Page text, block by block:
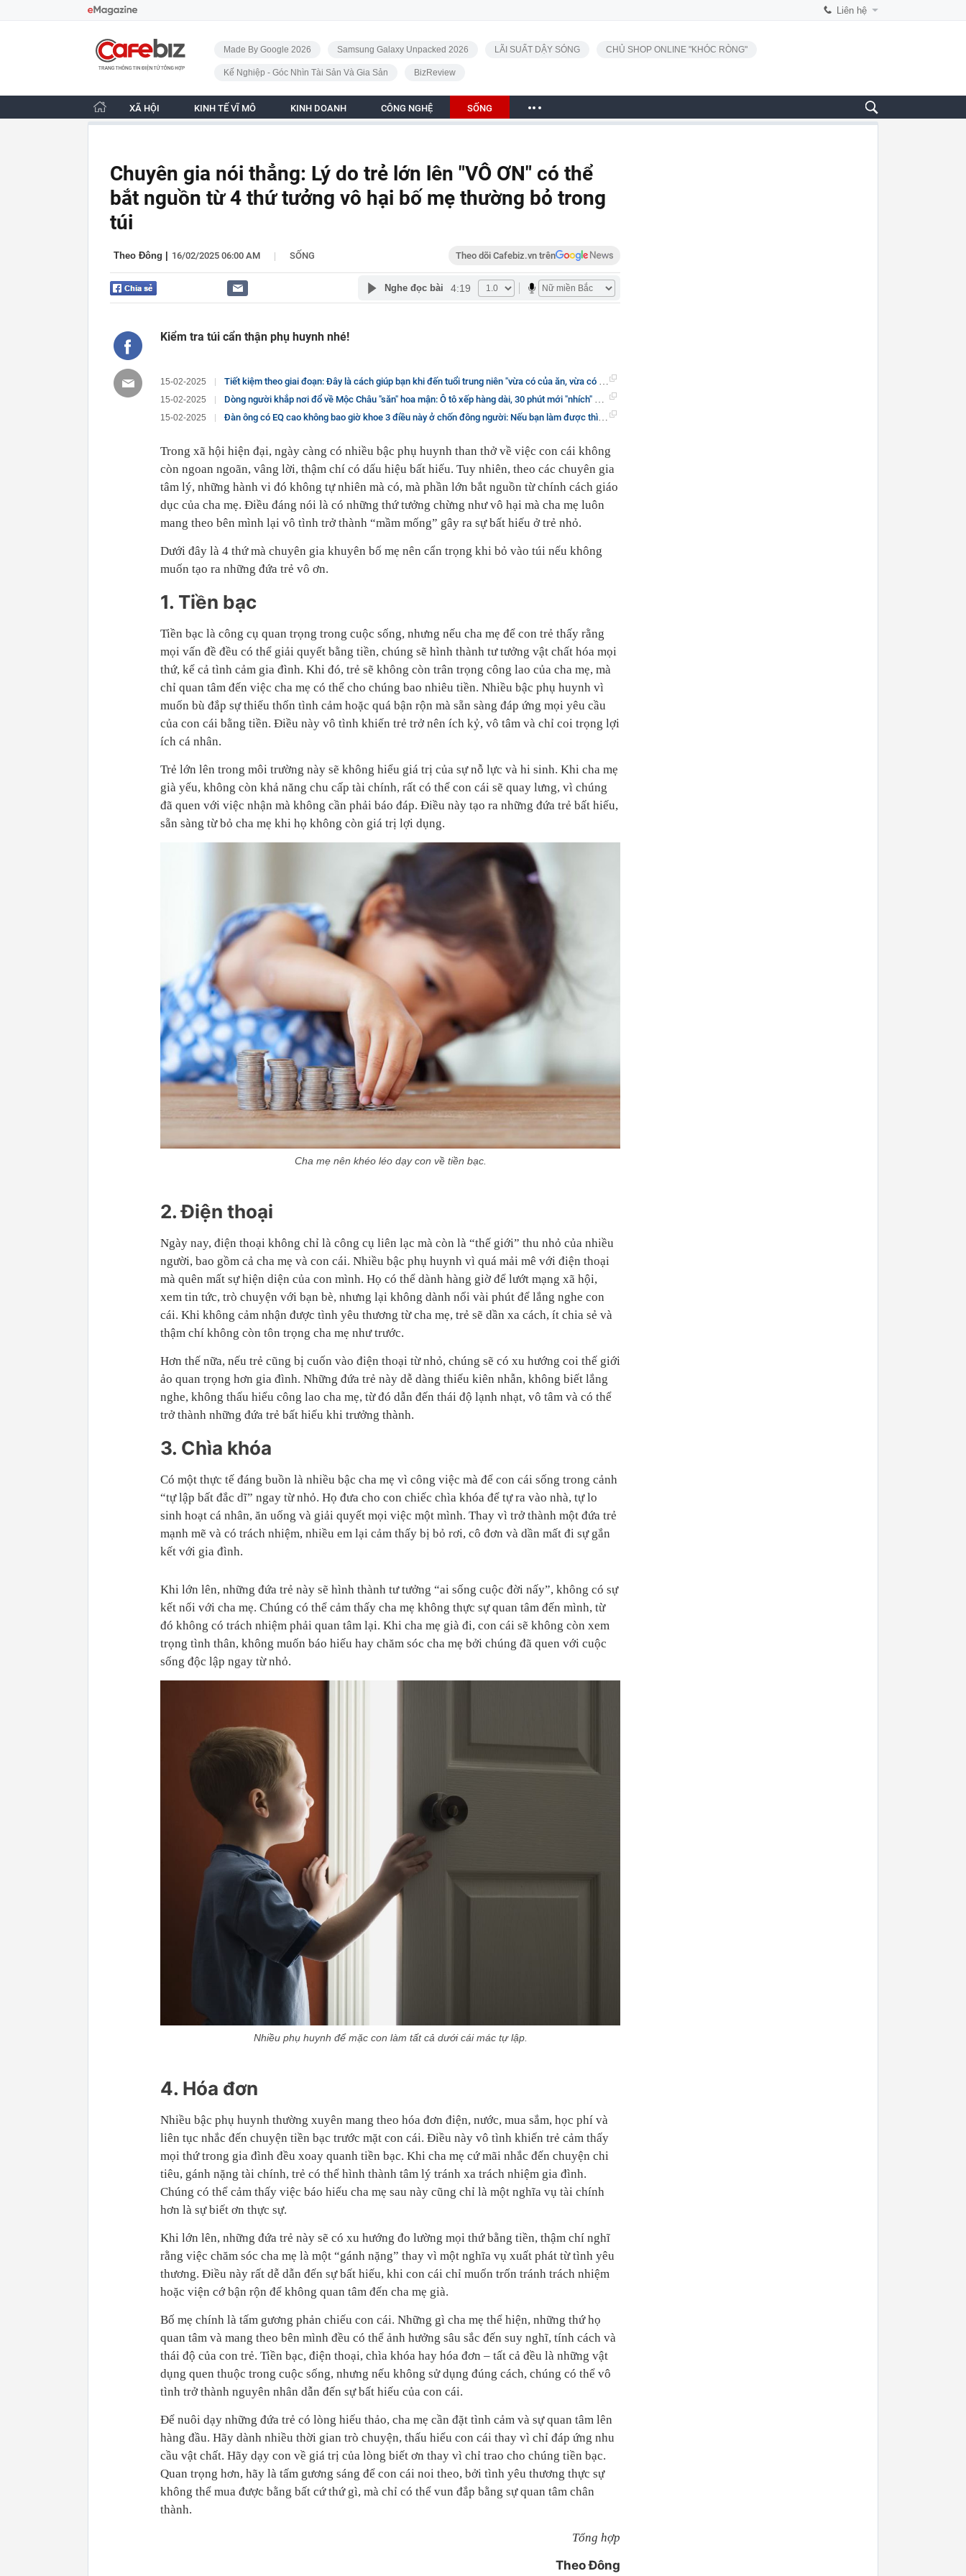
Liên hệ
CafeBiz - Trang chủ
Made By Google 2026 Samsung Galaxy Unpacked 2026 LÃI SUẤT DẬY SÓNG CHỦ SHOP ONLINE "KHÓC RÒNG"
Kế Nghiệp - Góc Nhìn Tài Sản Và Gia Sản BizReview
XÃ HỘI KINH TẾ VĨ MÔ KINH DOANH CÔNG NGHỆ SỐNG
Chuyên gia nói thẳng: Lý do trẻ lớn lên "VÔ ƠN" có thể
bắt nguồn từ 4 thứ tưởng vô hại bố mẹ thường bỏ trong
túi
Theo Đông 16/02/2025 06:00 AM | SỐNG Theo dõi Cafebiz.vn trên
Nghe đọc bài 4:19
Kiểm tra túi cẩn thận phụ huynh nhé!
15-02-2025 Tiết kiệm theo giai đoạn: Đây là cách giúp bạn khi đến tuổi trung niên "vừa có của ăn, vừa có của để"!
15-02-2025 Dòng người khắp nơi đổ về Mộc Châu "săn" hoa mận: Ô tô xếp hàng dài, 30 phút mới "nhích" được 1km
15-02-2025 Đàn ông có EQ cao không bao giờ khoe 3 điều này ở chốn đông người: Nếu bạn làm được thì xin chúc mừng
Trong xã hội hiện đại, ngày càng có nhiều bậc phụ huynh than thở về việc con cái không
còn ngoan ngoãn, vâng lời, thậm chí có dấu hiệu bất hiếu. Tuy nhiên, theo các chuyên gia
tâm lý, những hành vi đó không tự nhiên mà có, mà phần lớn bắt nguồn từ chính cách giáo
dục của cha mẹ. Điều đáng nói là có những thứ tưởng chừng như vô hại mà cha mẹ luôn
mang theo bên mình lại vô tình trở thành “mầm mống” gây ra sự bất hiếu ở trẻ nhỏ.
Dưới đây là 4 thứ mà chuyên gia khuyên bố mẹ nên cẩn trọng khi bỏ vào túi nếu không
muốn tạo ra những đứa trẻ vô ơn.
1. Tiền bạc
Tiền bạc là công cụ quan trọng trong cuộc sống, nhưng nếu cha mẹ để con trẻ thấy rằng
mọi vấn đề đều có thể giải quyết bằng tiền, chúng sẽ hình thành tư tưởng vật chất hóa mọi
thứ, kể cả tình cảm gia đình. Khi đó, trẻ sẽ không còn trân trọng công lao của cha mẹ, mà
chỉ quan tâm đến việc cha mẹ có thể cho chúng bao nhiêu tiền. Nhiều bậc phụ huynh vì
muốn bù đắp sự thiếu thốn tình cảm hoặc quá bận rộn mà sẵn sàng đáp ứng mọi yêu cầu
của con cái bằng tiền. Điều này vô tình khiến trẻ trở nên ích kỷ, vô tâm và chỉ coi trọng lợi
ích cá nhân.
Trẻ lớn lên trong môi trường này sẽ không hiểu giá trị của sự nỗ lực và hi sinh. Khi cha mẹ
già yếu, không còn khả năng chu cấp tài chính, rất có thể con cái sẽ quay lưng, vì chúng
đã quen với việc nhận mà không cần phải báo đáp. Điều này tạo ra những đứa trẻ bất hiếu,
sẵn sàng từ bỏ cha mẹ khi họ không còn giá trị lợi dụng.
Cha mẹ nên khéo léo dạy con về tiền bạc.
2. Điện thoại
Ngày nay, điện thoại không chỉ là công cụ liên lạc mà còn là “thế giới” thu nhỏ của nhiều
người, bao gồm cả cha mẹ và con cái. Nhiều bậc phụ huynh vì quá mải mê với điện thoại
mà quên mất sự hiện diện của con mình. Họ có thể dành hàng giờ để lướt mạng xã hội,
xem tin tức, trò chuyện với bạn bè, nhưng lại không dành nổi vài phút để lắng nghe con
cái. Khi không cảm nhận được tình yêu thương từ cha mẹ, trẻ sẽ dần xa cách, ít chia sẻ và
thậm chí không còn tôn trọng cha mẹ như trước.
Hơn thế nữa, nếu trẻ cũng bị cuốn vào điện thoại từ nhỏ, chúng sẽ có xu hướng coi thế giới
ảo quan trọng hơn gia đình. Những đứa trẻ này dễ dàng thiếu kiên nhẫn, không biết lắng
nghe, không thấu hiểu công lao cha mẹ, từ đó dẫn đến thái độ lạnh nhạt, vô tâm và có thể
trở thành những đứa trẻ bất hiếu khi trưởng thành.
3. Chìa khóa
Có một thực tế đáng buồn là nhiều bậc cha mẹ vì công việc mà để con cái sống trong cảnh
“tự lập bất đắc dĩ” ngay từ nhỏ. Họ đưa cho con chiếc chìa khóa để tự ra vào nhà, tự lo
sinh hoạt cá nhân, ăn uống và giải quyết mọi việc một mình. Thay vì trở thành một đứa trẻ
mạnh mẽ và có trách nhiệm, nhiều em lại cảm thấy bị bỏ rơi, cô đơn và dần mất đi sự gắn
kết với gia đình.
Khi lớn lên, những đứa trẻ này sẽ hình thành tư tưởng “ai sống cuộc đời nấy”, không có sự
kết nối với cha mẹ. Chúng có thể cảm thấy cha mẹ không thực sự quan tâm đến mình, từ
đó không có trách nhiệm phải quan tâm lại. Khi cha mẹ già đi, con cái sẽ không còn xem
trọng tình thân, không muốn báo hiếu hay chăm sóc cha mẹ bởi chúng đã quen với cuộc
sống độc lập ngay từ nhỏ.
Nhiều phụ huynh để mặc con làm tất cả dưới cái mác tự lập.
4. Hóa đơn
Nhiều bậc phụ huynh thường xuyên mang theo hóa đơn điện, nước, mua sắm, học phí và
liên tục nhắc đến chuyện tiền bạc trước mặt con cái. Điều này vô tình khiến trẻ cảm thấy
mọi thứ trong gia đình đều xoay quanh tiền bạc. Khi cha mẹ cứ mãi nhắc đến chuyện chi
tiêu, gánh nặng tài chính, trẻ có thể hình thành tâm lý tránh xa trách nhiệm gia đình.
Chúng có thể cảm thấy việc báo hiếu cha mẹ sau này cũng chỉ là một nghĩa vụ tài chính
hơn là sự biết ơn thực sự.
Khi lớn lên, những đứa trẻ này sẽ có xu hướng đo lường mọi thứ bằng tiền, thậm chí nghĩ
rằng việc chăm sóc cha mẹ là một “gánh nặng” thay vì một nghĩa vụ xuất phát từ tình yêu
thương. Điều này rất dễ dẫn đến sự bất hiếu, khi con cái chỉ muốn trốn tránh trách nhiệm
hoặc viện cớ bận rộn để không quan tâm đến cha mẹ già.
Bố mẹ chính là tấm gương phản chiếu con cái. Những gì cha mẹ thể hiện, những thứ họ
quan tâm và mang theo bên mình đều có thể ảnh hưởng sâu sắc đến suy nghĩ, tính cách và
thái độ của con trẻ. Tiền bạc, điện thoại, chìa khóa hay hóa đơn – tất cả đều là những vật
dụng quen thuộc trong cuộc sống, nhưng nếu không sử dụng đúng cách, chúng có thể vô
tình trở thành nguyên nhân dẫn đến sự bất hiếu của con cái.
Để nuôi dạy những đứa trẻ có lòng hiếu thảo, cha mẹ cần đặt tình cảm và sự quan tâm lên
hàng đầu. Hãy dành nhiều thời gian trò chuyện, thấu hiểu con cái thay vì chỉ đáp ứng nhu
cầu vật chất. Hãy dạy con về giá trị của lòng biết ơn thay vì chỉ trao cho chúng tiền bạc.
Quan trọng hơn, hãy là tấm gương sáng để con cái noi theo, bởi tình yêu thương thực sự
không thể mua được bằng bất cứ thứ gì, mà chỉ có thể vun đắp bằng sự quan tâm chân
thành.
Tổng hợp
Theo Đông